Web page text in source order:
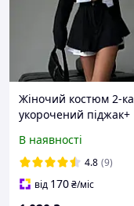
Жіночий костюм 2-ка
укорочений піджак+
підкладкою, базова
модель
В наявності
4.8 (9)
від 170₴/міс